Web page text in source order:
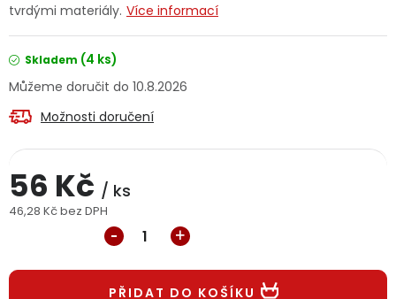
Velkoobchodní spolupráce (B2B) Prodejna nářadí
Servis nářadí
Doprava a platba Váš zákaznický účet
PODPORA
tvrdými materiály. Více informací
Skladem (4 ks)
10.8.2026
Možnosti doručení
56 Kč / ks
46,28 Kč bez DPH
PŘIDAT DO KOŠÍKU